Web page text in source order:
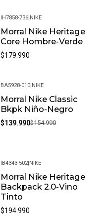
IH7858-736 NIKE
Morral Nike Heritage
Core Hombre-Verde
$179.990
-10%
BA5928-010 NIKE
Morral Nike Classic
Bkpk Niño-Negro
$139.990$154.990
IB4343-502| NIKE
Morral Nike Heritage
Backpack 2.0-Vino
Tinto
$194.990